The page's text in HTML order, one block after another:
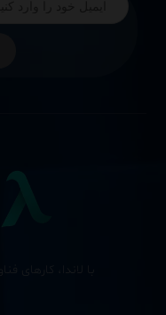
با لاندا، کارهای